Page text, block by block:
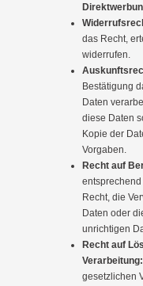
das Recht,
widerrufen.
Bestätigung
Daten
diese Daten
Kopie der
Vorgaben.
Recht auf
Recht, die
Daten oder
unrichtigen
Recht auf
Verarbeitung:
gesetzlichen